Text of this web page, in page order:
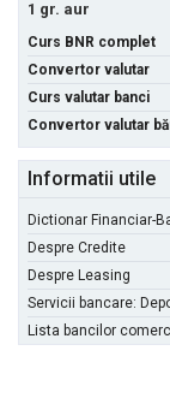
1 gr. aur
Curs BNR complet
Convertor valutar
Curs valutar banci
Convertor valutar
Informatii utile
Dictionar Financiar-
Despre Credite
Despre Leasing
Servicii bancare:
Lista bancilor